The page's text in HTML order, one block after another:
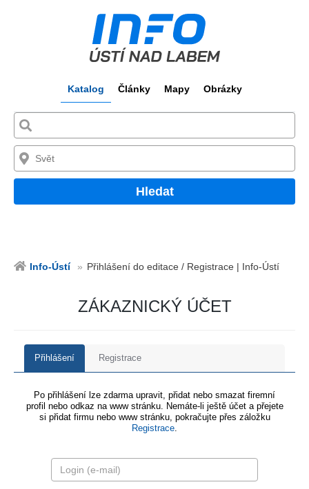
Katalog Články Mapy Obrázky
Hledat
Info-Ústí Přihlášení do editace / Registrace | Info-Ústí
ZÁKAZNICKÝ ÚČET
Přihlášení Registrace
Po přihlášení lze zdarma upravit, přidat nebo smazat firemní
profil nebo odkaz na www stránku. Nemáte-li ještě účet a přejete
si přidat firmu nebo www stránku, pokračujte přes záložku
Registrace.